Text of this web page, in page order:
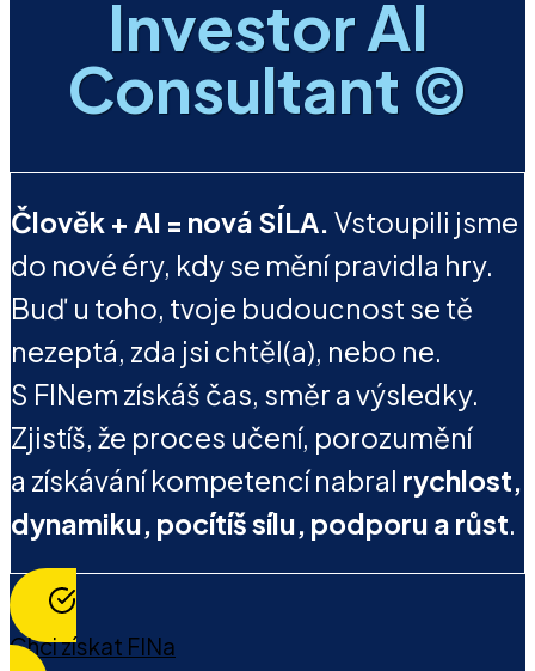
Investor AI
Consultant ©
Člověk + AI = nová SÍLA. Vstoupili jsme
do nové éry, kdy se mění pravidla hry.
Buď u toho, tvoje budoucnost se tě
nezeptá, zda jsi chtěl(a), nebo ne.
S FINem získáš čas, směr a výsledky.
Zjistíš, že proces učení, porozumění
a získávání kompetencí nabral rychlost,
dynamiku, pocítíš sílu, podporu a růst.
Chci získat FINa